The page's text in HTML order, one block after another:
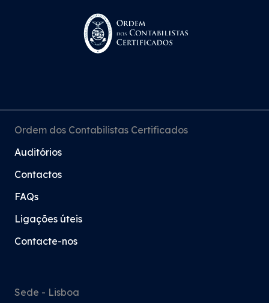
Ordem dos Contabilistas Certificados
Auditórios
Contactos
FAQs
Ligações úteis
Contacte-nos
Sede - Lisboa